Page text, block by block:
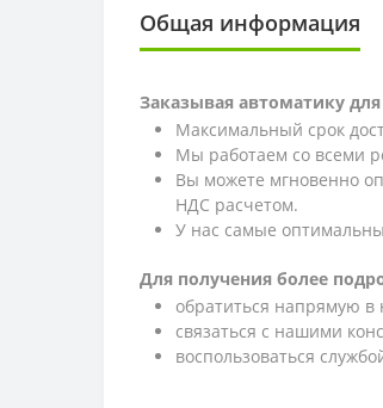
Общая информация
Заказывая автоматику
Максимальный срок
Мы работаем со всеми
Вы можете мгновенно
НДС расчетом.
У нас самые
Для получения более
обратиться напрямую в
связаться с нашими
воспользоваться